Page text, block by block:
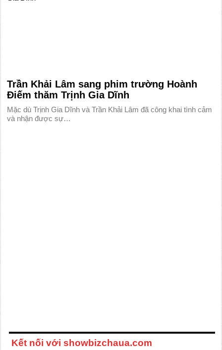
Trần Khải Lâm sang phim trường Hoành
Điếm thăm Trịnh Gia Dĩnh
Mặc dù Trịnh Gia Dĩnh và Trần Khải Lâm đã công khai tình cảm
và nhận được sự…
Kết nối với showbizchaua.com